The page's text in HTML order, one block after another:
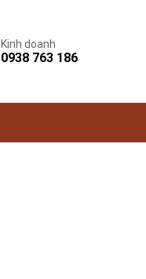
Kinh doanh
0938 763 186